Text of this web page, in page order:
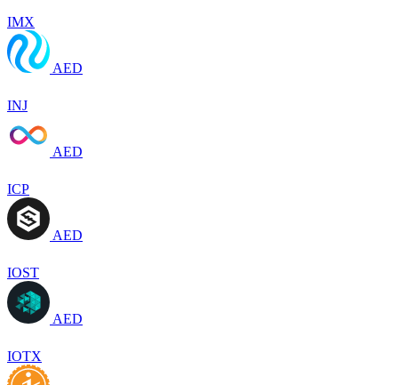
IMX
AED
INJ
AED
ICP
AED
IOST
AED
IOTX